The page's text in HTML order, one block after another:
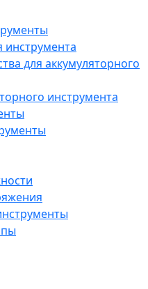
инструмента
для аккумуляторного
инструмента